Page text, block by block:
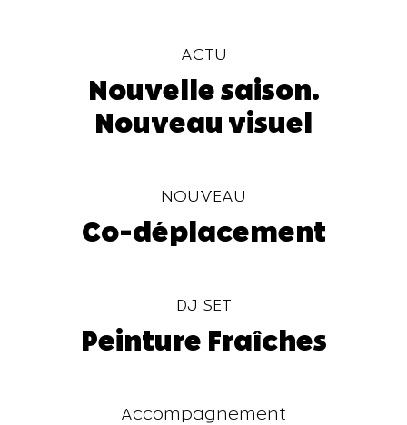
ACTU
Nouvelle saison.
Nouveau visuel
NOUVEAU
Co-déplacement
DJ SET
Peinture Fraîches
Accompagnement